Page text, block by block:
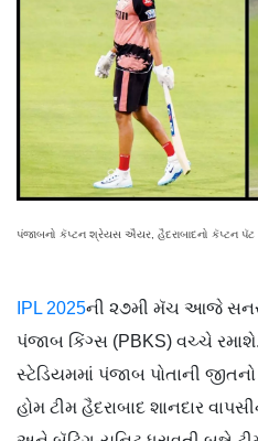
પંજાબનો કૅપ્ટન શ્રેયસ ઐયર, હૈદરાબાદનો કૅપ્ટન પૅટ
IPL 2025ની ૨૭મી મૅચ આજે
પંજાબ કિંગ્સ (PBKS) વચ્ચે
સ્ટેડિયમમાં પંજાબ પોતાની
હોમ ટીમ હૈદરાબાદ શાનદાર